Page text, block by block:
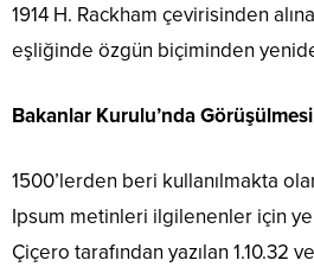
1914 H. Rackham çevirisinden
eşliğinde özgün biçiminden
Bakanlar Kurulu’nda
1500’lerden beri kullanılmakta
Ipsum metinleri ilgilenenler için
Çiçero tarafından yazılan 1.10.32